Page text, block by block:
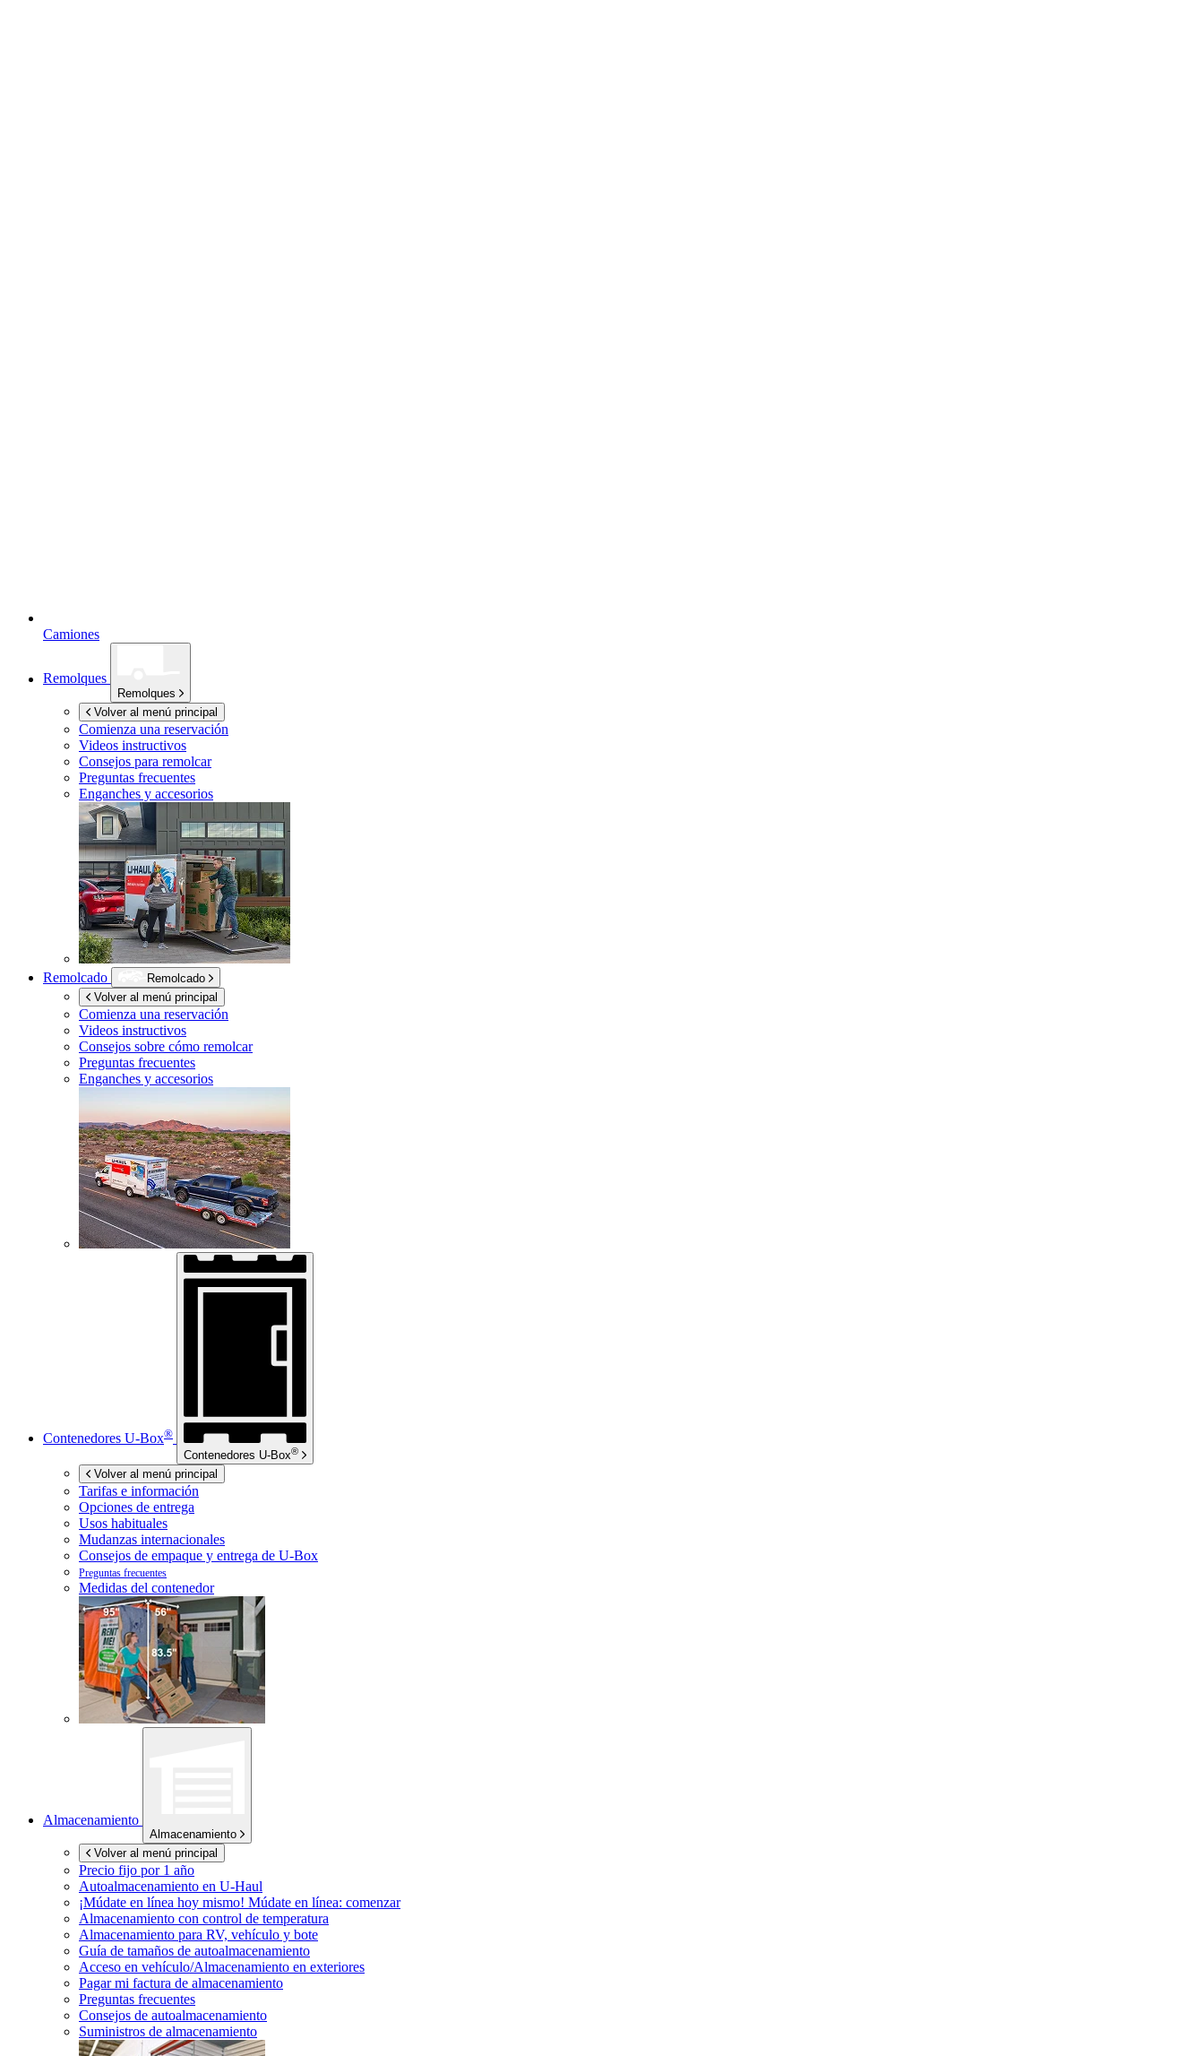
Camiones
Remolques
Remolques
Volver al menú principal
Comienza una reservación
Videos instructivos
Consejos para remolcar
Preguntas frecuentes
Enganches y accesorios
Remolcado
Remolcado
Volver al menú principal
Comienza una reservación
Videos instructivos
Consejos sobre cómo remolcar
Preguntas frecuentes
Enganches y accesorios
Contenedores U-Box®
Contenedores U-Box®
Volver al menú principal
Tarifas e información
Opciones de entrega
Usos habituales
Mudanzas internacionales
Consejos de empaque y entrega de U-Box
Preguntas frecuentes
Medidas del contenedor
Almacenamiento
Almacenamiento
Volver al menú principal
Precio fijo por 1 año
Autoalmacenamiento en U-Haul
¡Múdate en línea hoy mismo! Múdate en línea: comenzar
Almacenamiento con control de temperatura
Almacenamiento para RV, vehículo y bote
Guía de tamaños de autoalmacenamiento
Acceso en vehículo/Almacenamiento en exteriores
Pagar mi factura de almacenamiento
Preguntas frecuentes
Consejos de autoalmacenamiento
Suministros de almacenamiento